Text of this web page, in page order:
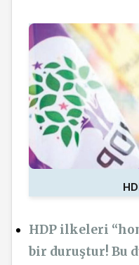
HDP ilkeleri
bir duruştur! Bu